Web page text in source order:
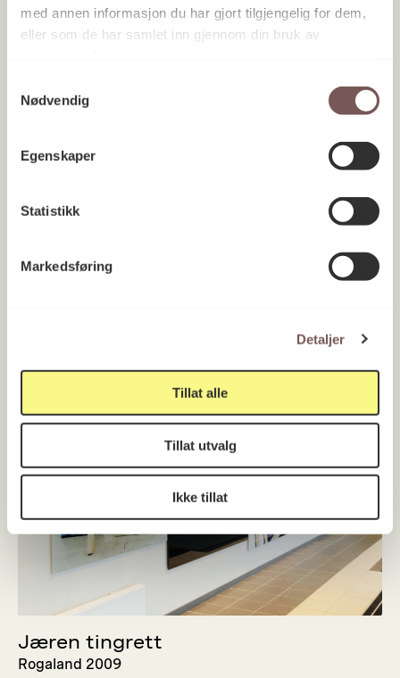
med annen informasjon du har gjort tilgjengelig for dem,
eller som de har samlet inn gjennom din bruk av
Nødvendig
Egenskaper
Statistikk
Markedsføring
Detaljer
Tillat alle
Tillat utvalg
Ikke tillat
INN Høgskolen i Innlandet, campus
Jæren tingrett
Rogaland 2009